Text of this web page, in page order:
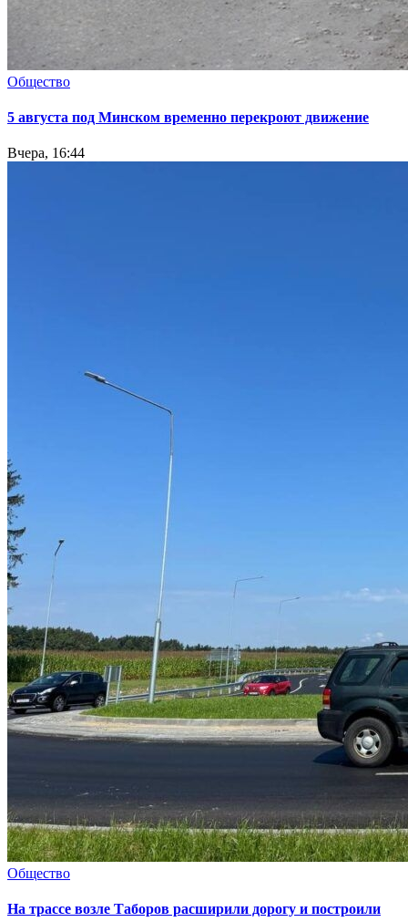
Общество
5 августа под Минском временно перекроют движение
Вчера, 16:44
Общество
На трассе возле Таборов расширили дорогу и построили